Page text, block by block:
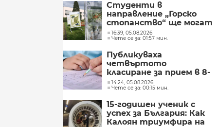
Студенти в
направление „Горско
стопанство“ ще могат
да се обучават в Бургас
16:39, 05.08.2026
Чете се за: 01:57 мин.
Публикуваха
четвъртото
класиране за прием в 8-
и клас
14:24, 05.08.2026
Чете се за: 00:15 мин.
15-годишен ученик с
успех за България: Как
Калоян триумфира на